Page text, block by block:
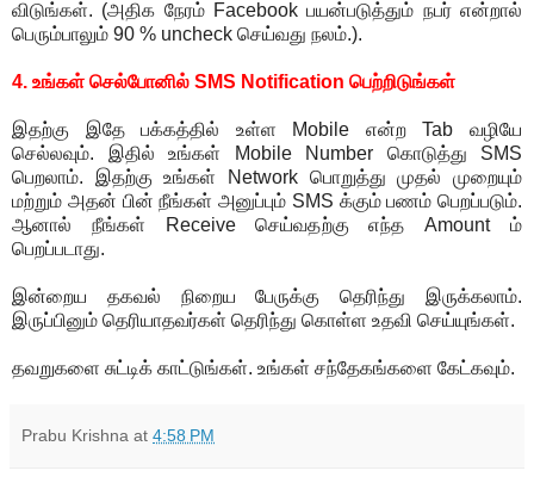
விடுங்கள். (அதிக நேரம் Facebook பயன்படுத்தும் நபர் என்றால்
பெரும்பாலும் 90 % uncheck செய்வது நலம்.).
4. உங்கள் செல்போனில் SMS Notification பெற்றிடுங்கள்
இதற்கு இதே பக்கத்தில் உள்ள Mobile என்ற Tab வழியே
செல்லவும். இதில் உங்கள் Mobile Number கொடுத்து SMS
பெறலாம். இதற்கு உங்கள் Network பொறுத்து முதல் முறையும்
மற்றும் அதன் பின் நீங்கள் அனுப்பும் SMS க்கும் பணம் பெறப்படும்.
ஆனால் நீங்கள் Receive செய்வதற்கு எந்த Amount ம்
பெறப்படாது.
இன்றைய தகவல் நிறைய பேருக்கு தெரிந்து இருக்கலாம்.
இருப்பினும் தெரியாதவர்கள் தெரிந்து கொள்ள உதவி செய்யுங்கள்.
தவறுகளை சுட்டிக் காட்டுங்கள். உங்கள் சந்தேகங்களை கேட்கவும்.
Prabu Krishna at 4:58 PM